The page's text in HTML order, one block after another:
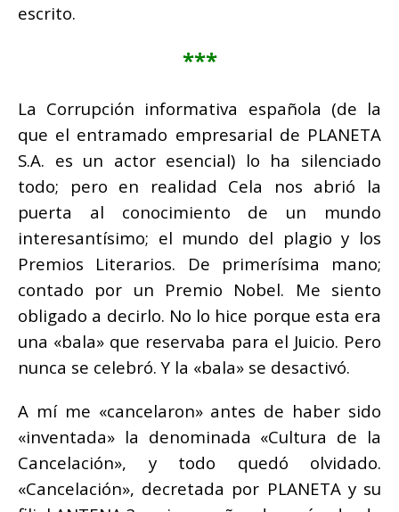
escrito.
***
La Corrupción informativa española (de la
que el entramado empresarial de PLANETA
S.A. es un actor esencial) lo ha silenciado
todo; pero en realidad Cela nos abrió la
puerta al conocimiento de un mundo
interesantísimo; el mundo del plagio y los
Premios Literarios. De primerísima mano;
contado por un Premio Nobel. Me siento
obligado a decirlo. No lo hice porque esta era
una «bala» que reservaba para el Juicio. Pero
nunca se celebró. Y la «bala» se desactivó.
A mí me «cancelaron» antes de haber sido
«inventada» la denominada «Cultura de la
Cancelación», y todo quedó olvidado.
«Cancelación», decretada por PLANETA y su